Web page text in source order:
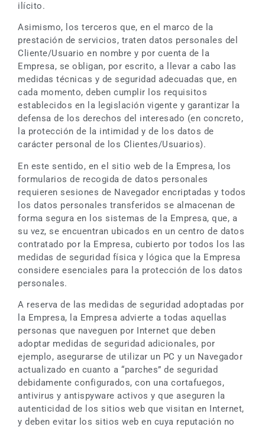
ilícito.
Asimismo, los terceros que, en el marco de la
prestación de servicios, traten datos personales del
Cliente/Usuario en nombre y por cuenta de la
Empresa, se obligan, por escrito, a llevar a cabo las
medidas técnicas y de seguridad adecuadas que, en
cada momento, deben cumplir los requisitos
establecidos en la legislación vigente y garantizar la
defensa de los derechos del interesado (en concreto,
la protección de la intimidad y de los datos de
carácter personal de los Clientes/Usuarios).
En este sentido, en el sitio web de la Empresa, los
formularios de recogida de datos personales
requieren sesiones de Navegador encriptadas y todos
los datos personales transferidos se almacenan de
forma segura en los sistemas de la Empresa, que, a
su vez, se encuentran ubicados en un centro de datos
contratado por la Empresa, cubierto por todos los las
medidas de seguridad física y lógica que la Empresa
considere esenciales para la protección de los datos
personales.
A reserva de las medidas de seguridad adoptadas por
la Empresa, la Empresa advierte a todas aquellas
personas que naveguen por Internet que deben
adoptar medidas de seguridad adicionales, por
ejemplo, asegurarse de utilizar un PC y un Navegador
actualizado en cuanto a “parches” de seguridad
debidamente configurados, con una cortafuegos,
antivirus y antispyware activos y que aseguren la
autenticidad de los sitios web que visitan en Internet,
y deben evitar los sitios web en cuya reputación no